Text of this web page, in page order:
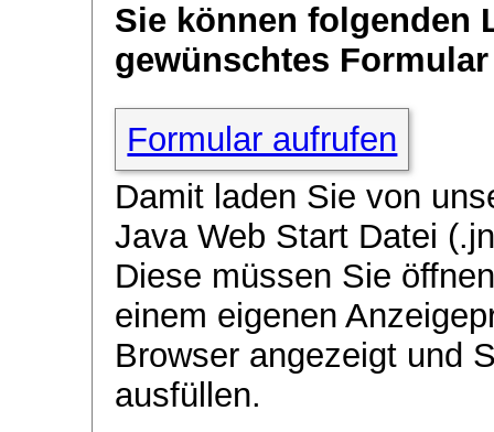
Sie können folgenden
gewünschtes
Formular aufrufen
Damit laden Sie von
Java Web Start Datei
Diese müssen Sie
einem eigenen
Browser angezeigt und
ausfüllen.